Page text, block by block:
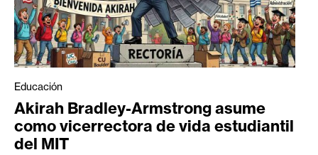
Educación
Akirah Bradley-Armstrong asume
como vicerrectora de vida estudiantil
del MIT